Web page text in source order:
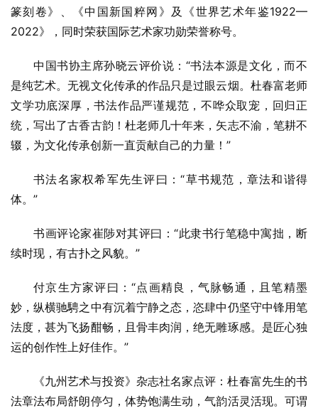
篆刻卷》、《中国新国粹网》及《世界艺术年鉴1922—
2022》，同时荣获国际艺术家功勋荣誉称号。
中国书协主席孙晓云评价说：“书法本源是文化，而不
是纯艺术。无视文化传承的作品只是过眼云烟。杜春富老师
文学功底深厚，书法作品严谨规范，不哗众取宠，回归正
统，写出了古香古韵！杜老师几十年来，矢志不渝，笔耕不
辍，为文化传承创新一直贡献自己的力量！”
书法名家权希军先生评曰：“草书规范，章法和谐得
体。”
书画评论家崔陟对其评曰：“此隶书行笔稳中寓拙，断
续时现，有古扑之风貌。”
付京生方家评曰：“点画精良，气脉畅通，且笔精墨
妙，纵横驰騁之中有沉着宁静之态，恣肆中仍坚守中锋用笔
法度，甚为飞扬酣畅，且骨丰肉润，绝无雕琢感。是匠心独
运的创作性上好佳作。”
《九州艺术与投资》杂志社名家点评：杜春富先生的书
法章法布局舒朗停匀，体势饱满生动，气韵活灵活现。可谓